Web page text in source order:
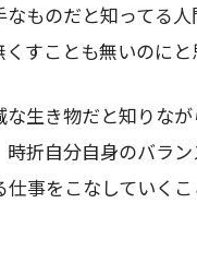
なものだと知ってる
すことも無いのに
な生き物だと知りな
時折自分自身のバラ
事をこなしていく